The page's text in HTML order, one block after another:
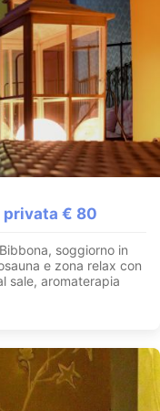
privata € 80
soggiorno in
e zona relax con
sale, aromaterapia